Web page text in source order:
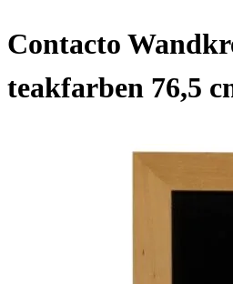
Contacto
teakfarben 76,5